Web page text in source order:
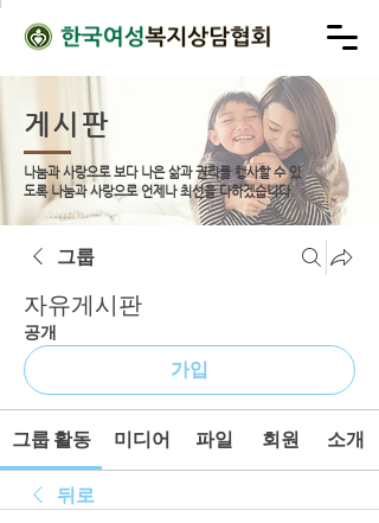
게시판
나눔과 사랑으로 보다 나은 삶과 권리를 행사할 수 있
도록 나눔과 사랑으로 언제나 최선을 다하겠습니다.
그룹
자유게시판
공개
가입
그룹 활동 미디어 파일 회원 소개
뒤로